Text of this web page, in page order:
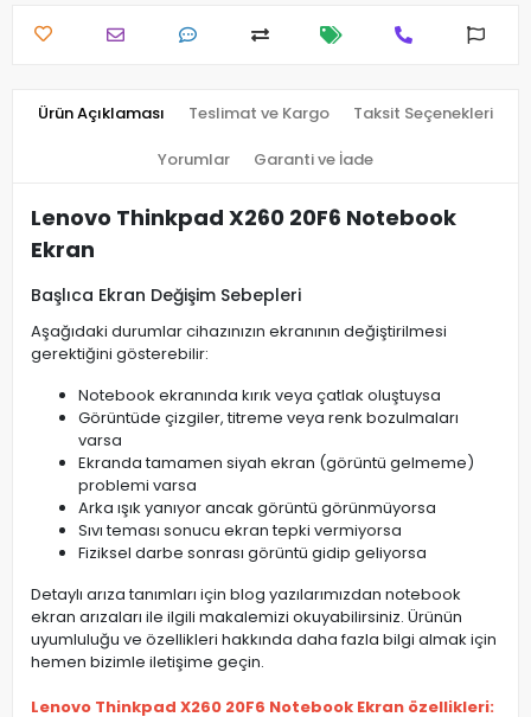
Ürün Açıklaması Teslimat ve Kargo Taksit Seçenekleri
Yorumlar Garanti ve İade
Lenovo Thinkpad X260 20F6 Notebook
Ekran
Başlıca Ekran Değişim Sebepleri
Aşağıdaki durumlar cihazınızın ekranının değiştirilmesi
gerektiğini gösterebilir:
Notebook ekranında kırık veya çatlak oluştuysa
Görüntüde çizgiler, titreme veya renk bozulmaları
varsa
Ekranda tamamen siyah ekran (görüntü gelmeme)
problemi varsa
Arka ışık yanıyor ancak görüntü görünmüyorsa
Sıvı teması sonucu ekran tepki vermiyorsa
Fiziksel darbe sonrası görüntü gidip geliyorsa
Detaylı arıza tanımları için blog yazılarımızdan notebook
ekran arızaları ile ilgili makalemizi okuyabilirsiniz. Ürünün
uyumluluğu ve özellikleri hakkında daha fazla bilgi almak için
hemen bizimle iletişime geçin.
Lenovo Thinkpad X260 20F6 Notebook Ekran özellikleri: